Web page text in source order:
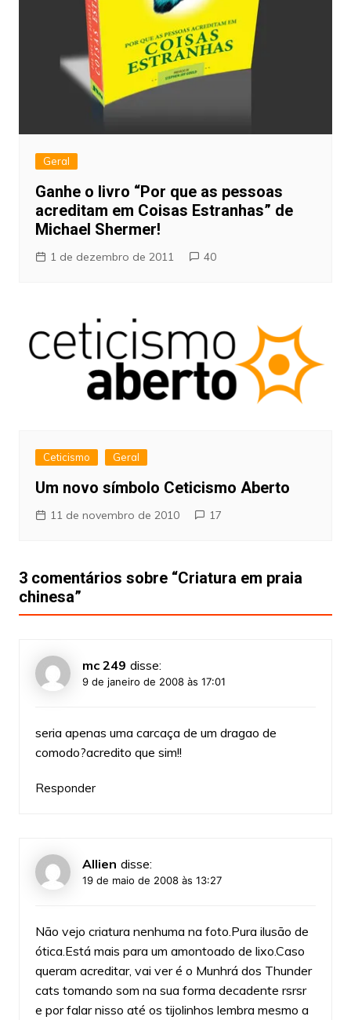
Geral
Ganhe o livro “Por que as pessoas
acreditam em Coisas Estranhas” de
Michael Shermer!
1 de dezembro de 2011 40
Ceticismo Geral
Um novo símbolo Ceticismo Aberto
11 de novembro de 2010 17
3 comentários sobre “Criatura em praia
chinesa”
mc 249 disse:
9 de janeiro de 2008 às 17:01
seria apenas uma carcaça de um dragao de
comodo?acredito que sim!!
Responder
Allien disse:
19 de maio de 2008 às 13:27
Não vejo criatura nenhuma na foto.Pura ilusão de
ótica.Está mais para um amontoado de lixo.Caso
queram acreditar, vai ver é o Munhrá dos Thunder
cats tomando som na sua forma decadente rsrsr
e por falar nisso até os tijolinhos lembra mesmo a